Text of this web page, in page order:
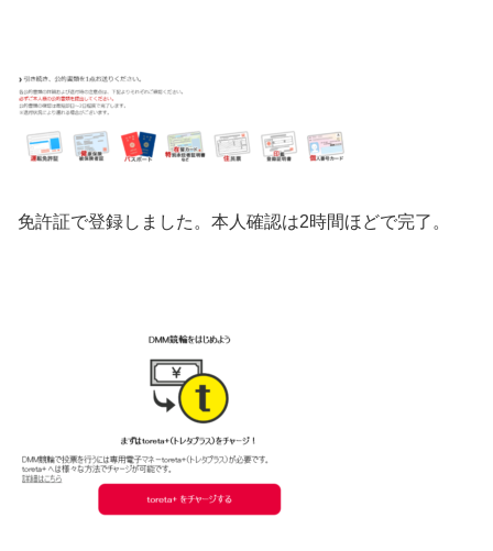
免許証で登録しました。本人確認は2時間ほどで完了。